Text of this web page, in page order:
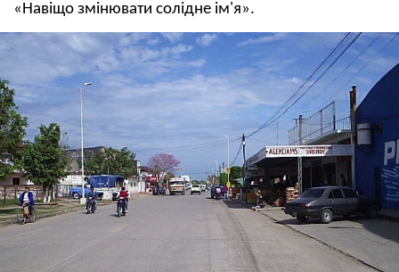
«Навіщо змінювати солідне ім'я».